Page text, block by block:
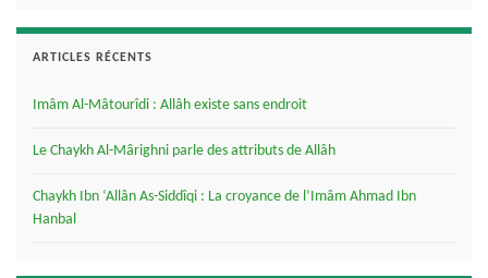
ARTICLES RÉCENTS
Imâm Al-Mâtourîdi : Allâh existe sans endroit
Le Chaykh Al-Mârighni parle des attributs de Allâh
Chaykh Ibn ‘Allân As-Siddîqi : La croyance de l’Imâm Ahmad Ibn
Hanbal